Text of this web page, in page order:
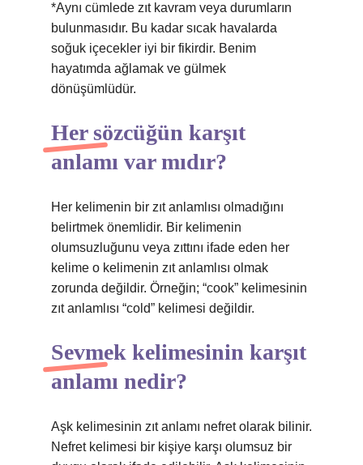
*Aynı cümlede zıt kavram veya durumların
bulunmasıdır. Bu kadar sıcak havalarda
soğuk içecekler iyi bir fikirdir. Benim
hayatımda ağlamak ve gülmek
dönüşümlüdür.
Her sözcüğün karşıt
anlamı var mıdır?
Her kelimenin bir zıt anlamlısı olmadığını
belirtmek önemlidir. Bir kelimenin
olumsuzluğunu veya zıttını ifade eden her
kelime o kelimenin zıt anlamlısı olmak
zorunda değildir. Örneğin; “cook” kelimesinin
zıt anlamlısı “cold” kelimesi değildir.
Sevmek kelimesinin karşıt
anlamı nedir?
Aşk kelimesinin zıt anlamı nefret olarak bilinir.
Nefret kelimesi bir kişiye karşı olumsuz bir